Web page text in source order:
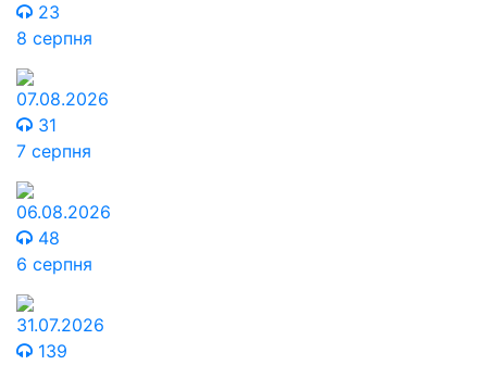
23
8 серпня
07.08.2026
31
7 серпня
06.08.2026
48
6 серпня
31.07.2026
139